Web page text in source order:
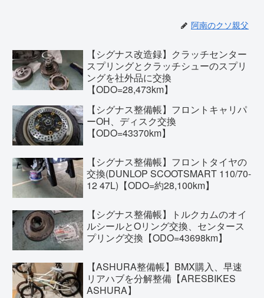
阿南のクソ親父
【シグナス改造録】クラッチセンター
スプリングとクラッチシューのスプリ
ングを社外品に交換
【ODO=28,473km】
【シグナス整備帳】フロントキャリパ
ーOH、ディスク交換
【ODO=43370km】
【シグナス整備帳】フロントタイヤの
交換(DUNLOP SCOOTSMART 110/70-
12 47L)【ODO=約28,100km】
【シグナス整備帳】トルクカムのオイ
ルシールとOリング交換、センタース
プリング交換【ODO=43698km】
【ASHURA整備帳】BMX購入、早速
リアハブを分解整備【ARESBIKES
ASHURA】